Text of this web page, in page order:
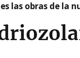
las obras de la